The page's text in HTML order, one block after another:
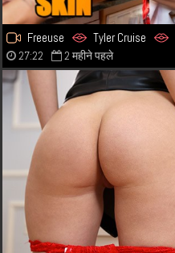
Freeuse Tyler Cruise
27:22 2 महीने पहले